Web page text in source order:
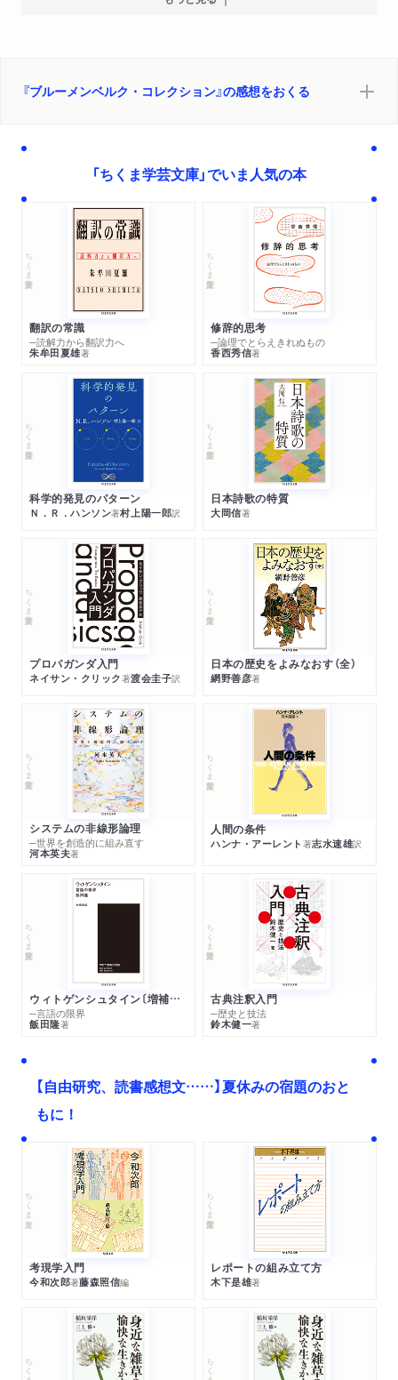
『ブルーメンベルク・コレクション』の感想をおくる
「ちくま学芸文庫」でいま人気の本
ちくま学芸文庫
翻訳の常識
─読解力から翻訳力へ
朱牟田夏雄著
ちくま学芸文庫
修辞的思考
─論理でとらえきれぬもの
香西秀信著
ちくま学芸文庫
科学的発見のパターン
Ｎ．Ｒ．ハンソン著村上陽一郎訳
ちくま学芸文庫
日本詩歌の特質
大岡信著
ちくま学芸文庫
プロパガンダ入門
ネイサン・クリック著渡会圭子訳
ちくま学芸文庫
日本の歴史をよみなおす（全）
網野善彦著
ちくま学芸文庫
システムの非線形論理
─世界を創造的に組み直す
河本英夫著
ちくま学芸文庫
人間の条件
ハンナ・アーレント 著志水速雄訳
ちくま学芸文庫
ウィトゲンシュタイン〔増補新版〕
─言語の限界
飯田隆著
ちくま学芸文庫
古典注釈入門
─歴史と技法
鈴木健一著
【自由研究、読書感想文……】夏休みの宿題のおと
もに！
ちくま文庫
考現学入門
今和次郎著藤森照信編
ちくま学芸文庫
レポートの組み立て方
木下是雄著
ちくま文庫 ちくま文庫